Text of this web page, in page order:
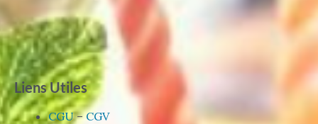
Liens Utiles
CGU–CGV